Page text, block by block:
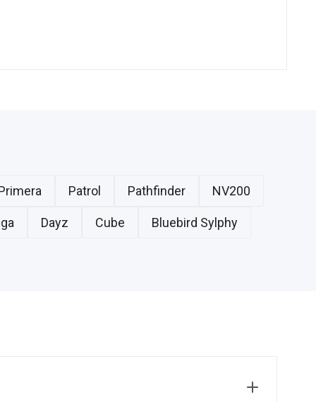
Patrol Pathfinder NV200
Dayz Cube Bluebird Sylphy